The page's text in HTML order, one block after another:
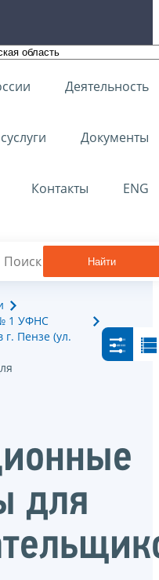
Деятельность
Документы
Контакты ENG
Найти
1 УФНС
г. Пензе (ул.
для